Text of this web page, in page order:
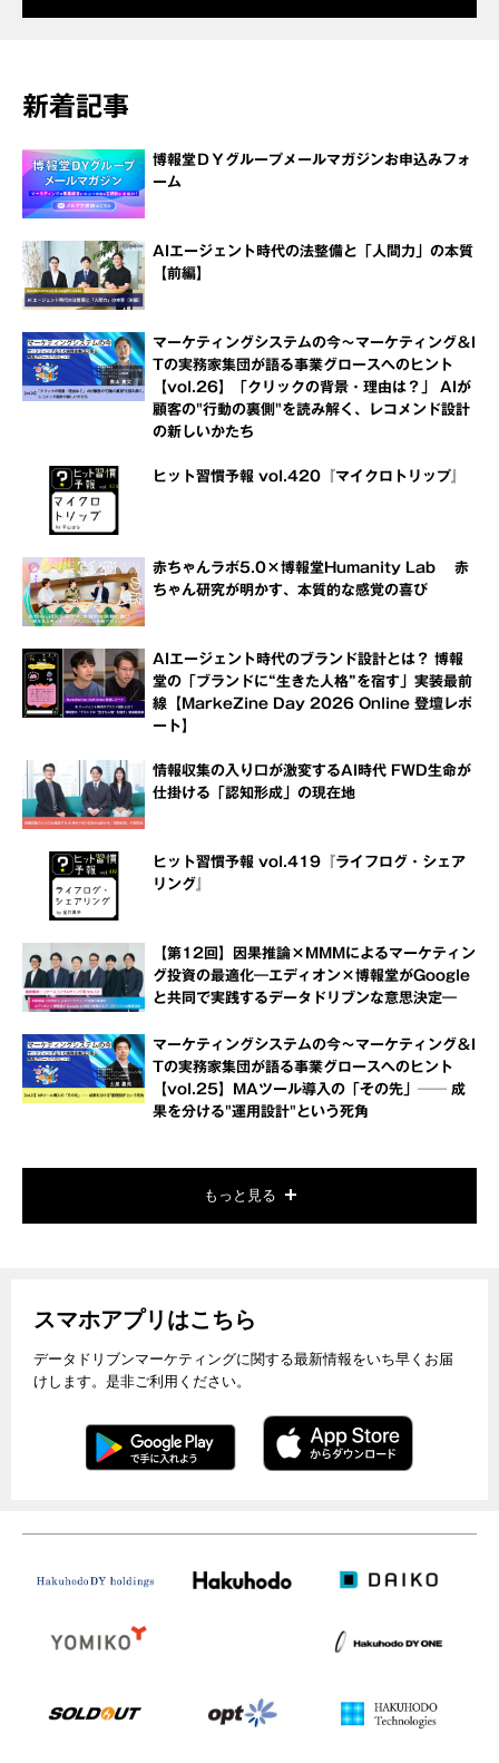
新着記事
博報堂ＤＹグループメールマガジンお申込みフォ
ーム
AIエージェント時代の法整備と「人間力」の本質
【前編】
マーケティングシステムの今～マーケティング＆I
Tの実務家集団が語る事業グロースへのヒント
【vol.26】「クリックの背景・理由は？」 AIが
顧客の"行動の裏側"を読み解く、レコメンド設計
の新しいかたち
ヒット習慣予報 vol.420『マイクロトリップ』
赤ちゃんラボ5.0×博報堂Humanity Lab 赤
ちゃん研究が明かす、本質的な感覚の喜び
AIエージェント時代のブランド設計とは？ 博報
堂の「ブランドに“生きた人格”を宿す」実装最前
線【MarkeZine Day 2026 Online 登壇レポ
ート】
情報収集の入り口が激変するAI時代 FWD生命が
仕掛ける「認知形成」の現在地
ヒット習慣予報 vol.419『ライフログ・シェア
リング』
【第12回】因果推論×MMMによるマーケティン
グ投資の最適化―エディオン×博報堂がGoogle
と共同で実践するデータドリブンな意思決定―
マーケティングシステムの今～マーケティング＆I
Tの実務家集団が語る事業グロースへのヒント
【vol.25】MAツール導入の「その先」── 成
果を分ける"運用設計"という死角
もっと見る
スマホアプリはこちら
データドリブンマーケティングに関する最新情報をいち早くお届
けします。是非ご利用ください。